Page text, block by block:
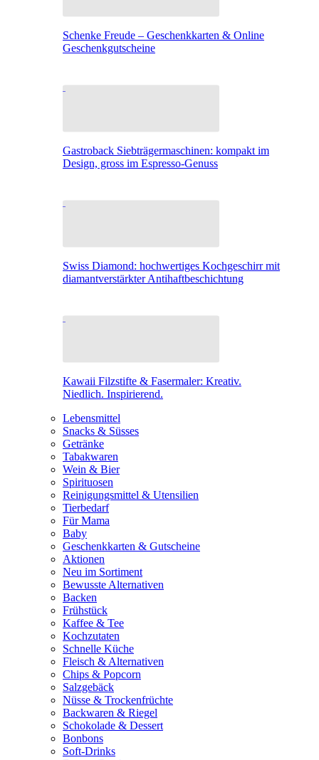
Schenke Freude – Geschenkkarten & Online
Geschenkgutscheine
Gastroback Siebträgermaschinen: kompakt im
Design, gross im Espresso-Genuss
Swiss Diamond: hochwertiges Kochgeschirr mit
diamantverstärkter Antihaftbeschichtung
Kawaii Filzstifte & Fasermaler: Kreativ.
Niedlich. Inspirierend.
Lebensmittel
Snacks & Süsses
Getränke
Tabakwaren
Wein & Bier
Spirituosen
Reinigungsmittel & Utensilien
Tierbedarf
Für Mama
Baby
Geschenkkarten & Gutscheine
Aktionen
Neu im Sortiment
Bewusste Alternativen
Backen
Frühstück
Kaffee & Tee
Kochzutaten
Schnelle Küche
Fleisch & Alternativen
Chips & Popcorn
Salzgebäck
Nüsse & Trockenfrüchte
Backwaren & Riegel
Schokolade & Dessert
Bonbons
Soft-Drinks